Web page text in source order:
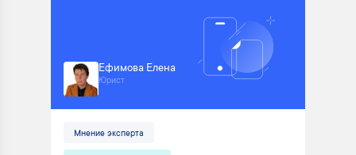
Ефимова Елена
Юрист
Мнение эксперта